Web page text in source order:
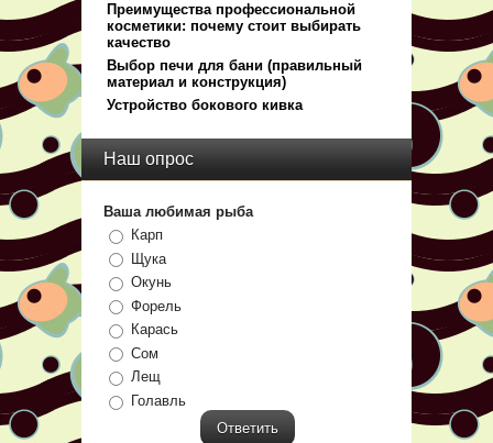
Преимущества профессиональной
косметики: почему стоит выбирать
качество
Выбор печи для бани (правильный
материал и конструкция)
Устройство бокового кивка
Наш опрос
Ваша любимая рыба
Карп
Щука
Окунь
Форель
Карась
Сом
Лещ
Голавль